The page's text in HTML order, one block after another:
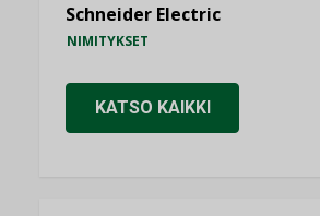
Schneider Electric
NIMITYKSET
KATSO KAIKKI